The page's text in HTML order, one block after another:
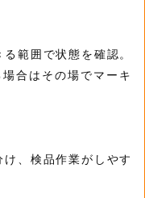
範囲で状態を確認。
合はその場でマーキ
、検品作業がしやす